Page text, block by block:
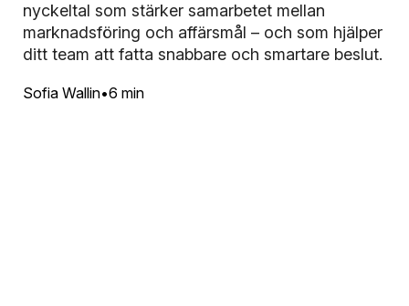
6 min
nyckeltal som stärker samarbetet mellan
marknadsföring och affärsmål – och som hjälper
ditt team att fatta snabbare och smartare beslut.
Sofia Wallin